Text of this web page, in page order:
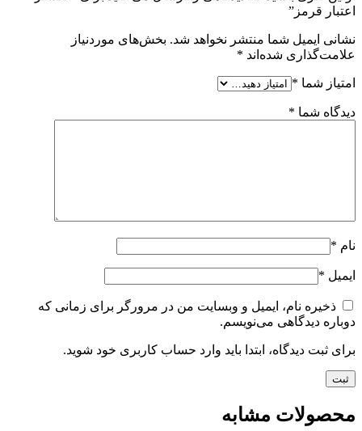
اعتبار قرمز”
نشانی ایمیل شما منتشر نخواهد شد. بخش‌های موردنیاز
علامت‌گذاری شده‌اند *
امتیاز شما *
دیدگاه شما *
نام *
ایمیل *
ذخیره نام، ایمیل و وبسایت من در مرورگر برای زمانی که
دوباره دیدگاهی می‌نویسم.
برای ثبت دیدگاه، ابتدا باید وارد حساب کاربری خود شوید.
محصولات مشابه